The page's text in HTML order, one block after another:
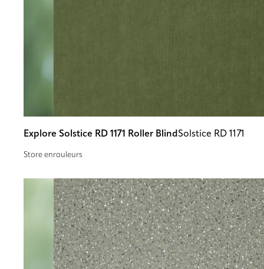
Explore Solstice RD 1171 Roller BlindSolstice RD 1171
Store enrouleurs